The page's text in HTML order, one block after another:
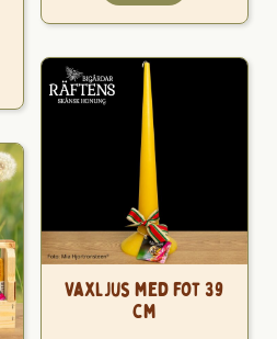
Vaxljus med fot 39
cm